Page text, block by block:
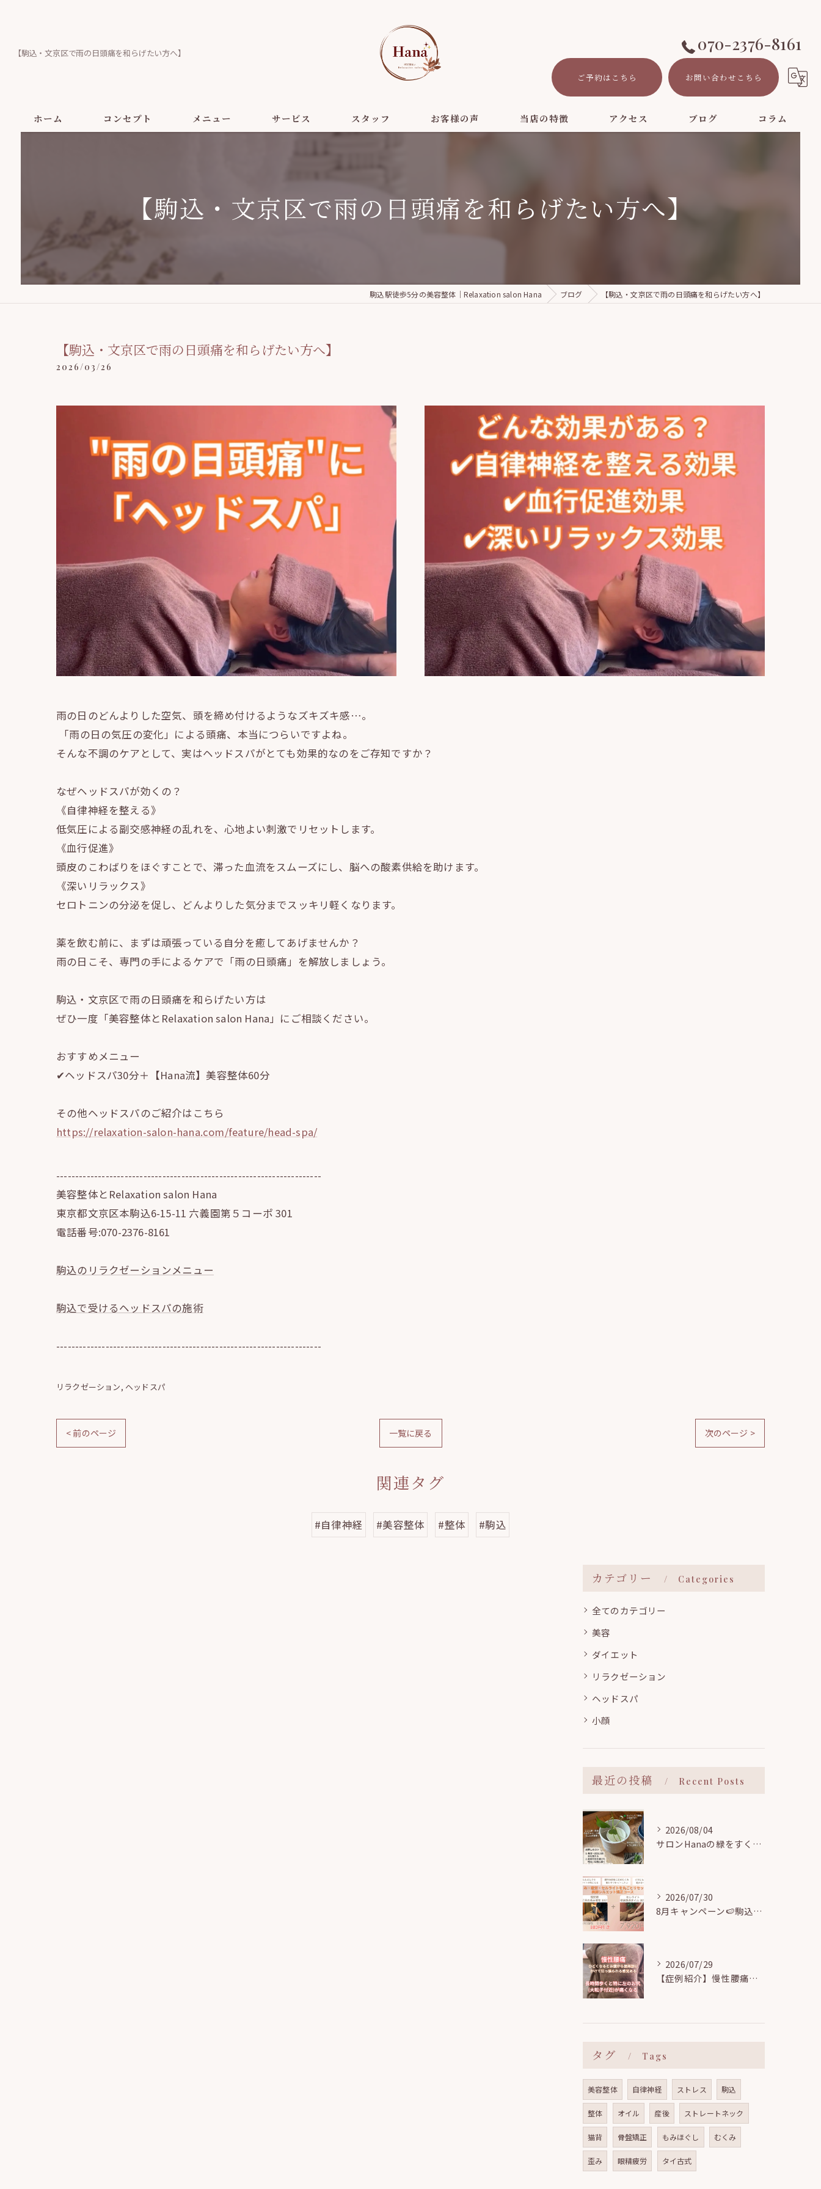
【駒込・文京区で雨の日頭痛を和らげたい方へ】 070-2376-8161
ご予約はこちら お問い合わせこちら
ホーム コンセプト メニュー サービス スタッフ お客様の声 当店の特徴
リラクゼーション
アクセス ブログ コラム
【駒込・文京区で雨の日頭痛を和らげたい方へ】
駒込駅徒歩5分の美容整体｜Relaxation salon Hana ブログ 【駒込・文京区で雨の日頭痛を和らげたい方へ】
【駒込・文京区で雨の日頭痛を和らげたい方へ】
2026/03/26
雨の日のどんよりした空気、頭を締め付けるようなズキズキ感…。
「雨の日の気圧の変化」による頭痛、本当につらいですよね。
そんな不調のケアとして、実はヘッドスパがとても効果的なのをご存知ですか？
なぜヘッドスパが効くの？
《自律神経を整える》
低気圧による副交感神経の乱れを、心地よい刺激でリセットします。
《血行促進》
頭皮のこわばりをほぐすことで、滞った血流をスムーズにし、脳への酸素供給を助けます。
《深いリラックス》
セロトニンの分泌を促し、どんよりした気分までスッキリ軽くなります。
薬を飲む前に、まずは頑張っている自分を癒してあげませんか？
雨の日こそ、専門の手によるケアで「雨の日頭痛」を解放しましょう。
駒込・文京区で雨の日頭痛を和らげたい方は
ぜひ一度「美容整体とRelaxation salon Hana」にご相談ください。
おすすめメニュー
✔︎ヘッドスパ30分＋【Hana流】美容整体60分
その他ヘッドスパのご紹介はこちら
https://relaxation-salon-hana.com/feature/head-spa/
----------------------------------------------------------------------
美容整体とRelaxation salon Hana
東京都文京区本駒込6-15-11 六義園第５コーポ 301
電話番号:070-2376-8161
駒込のリラクゼーションメニュー
駒込で受けるヘッドスパの施術
----------------------------------------------------------------------
リラクゼーション ヘッドスパ
< 前のページ 一覧に戻る 次のページ >
関連タグ
#自律神経 #美容整体 #整体 #駒込
カテゴリー Categories
全てのカテゴリー
美容
ダイエット
リラクゼーション
ヘッドスパ
小顔
最近の投稿 Recent Posts
2026/08/04
サロンHanaの緑をすくすく育てる🌱駒込で観葉植物の「水挿し」に挑戦中！
2026/07/30
8月キャンペーン🍉駒込駅近【むくみ・疲労・セルライトを丸ごとリセット！美脚シルエット矯正コース】
2026/07/29
【症例紹介】慢性腰痛とウエストのくびれ・お尻の痛みの関係とは？実際の施術変化をご紹介！
タグ Tags
美容整体 自律神経 ストレス 駒込
整体 オイル 産後 ストレートネック
猫背 骨盤矯正 もみほぐし むくみ
歪み 眼精疲労 タイ古式